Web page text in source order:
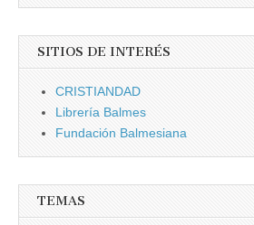
SITIOS DE INTERÉS
CRISTIANDAD
Librería Balmes
Fundación Balmesiana
TEMAS